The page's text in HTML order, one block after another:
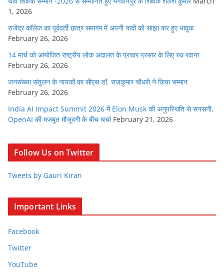
1, 2026
राजेंद्र कॉलेज का पूर्ववर्ती छात्र समागम में अपनी यादों को साझा कर हुए भावुक
February 26, 2026
14 मार्च को आयोजित राष्ट्रीय लोक अदालत के प्रचार प्रसार के लिए रथ रवाना
February 26, 2026
जनसंख्या संतुलन के नायकों का सीएस डॉ. राजकुमार चौधरी ने किया सम्मान
February 26, 2026
India AI Impact Summit 2026 में Elon Musk की अनुपस्थिति से सनसनी,
OpenAI की मजबूत मौजूदगी के बीच चर्चा February 21, 2026
Follow Us on Twitter
Tweets by Gauri Kiran
Important Links
Facebook
Twitter
YouTube